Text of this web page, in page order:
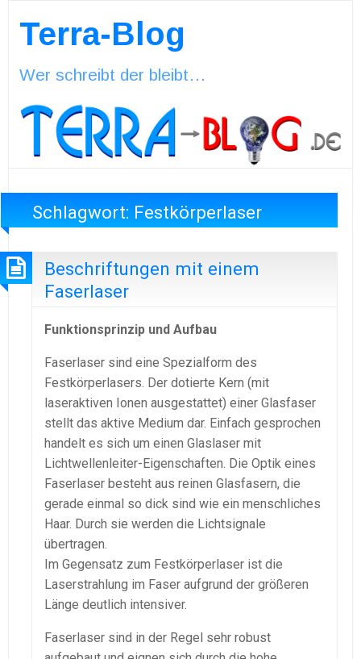
Terra-Blog
Wer schreibt der bleibt…
Schlagwort: Festkörperlaser
Beschriftungen mit einem
Faserlaser
Funktionsprinzip und Aufbau
Faserlaser sind eine Spezialform des
Festkörperlasers. Der dotierte Kern (mit
laseraktiven Ionen ausgestattet) einer Glasfaser
stellt das aktive Medium dar. Einfach gesprochen
handelt es sich um einen Glaslaser mit
Lichtwellenleiter-Eigenschaften. Die Optik eines
Faserlaser besteht aus reinen Glasfasern, die
gerade einmal so dick sind wie ein menschliches
Haar. Durch sie werden die Lichtsignale
übertragen.
Im Gegensatz zum Festkörperlaser ist die
Laserstrahlung im Faser aufgrund der größeren
Länge deutlich intensiver.
Faserlaser sind in der Regel sehr robust